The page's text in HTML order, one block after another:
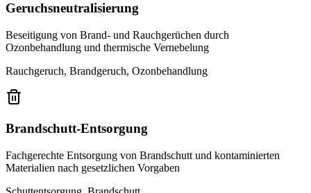
Geruchsneutralisierung
Beseitigung von Brand- und Rauchgerüchen durch
Ozonbehandlung und thermische Vernebelung
Rauchgeruch, Brandgeruch, Ozonbehandlung
Brandschutt-Entsorgung
Fachgerechte Entsorgung von Brandschutt und kontaminierten
Materialien nach gesetzlichen Vorgaben